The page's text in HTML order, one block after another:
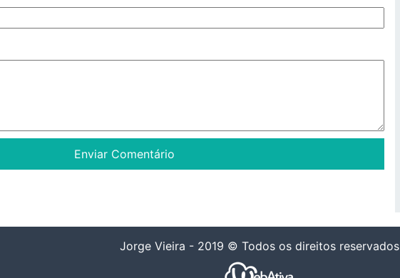
Jorge Vieira - 2019 © Todos os direitos reservados